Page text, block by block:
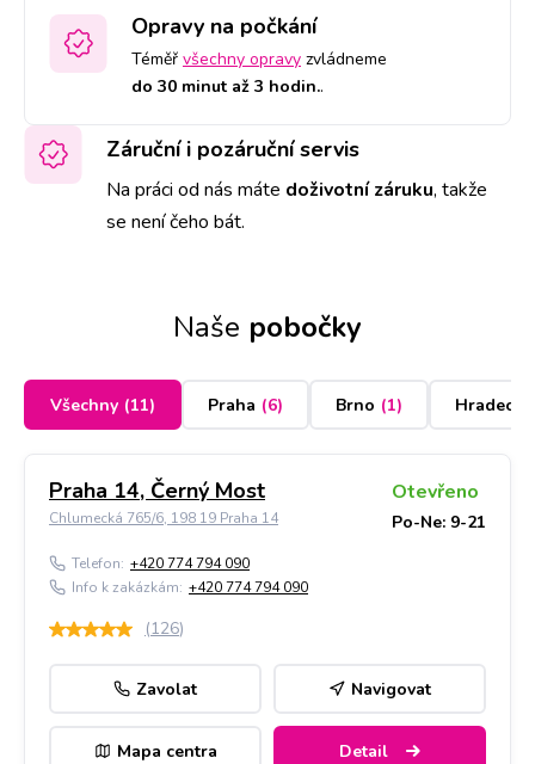
Opravy na počkání
Téměř všechny opravy zvládneme
do 30 minut až 3 hodin..
Záruční i pozáruční servis
Na práci od nás máte doživotní záruku, takže
se není čeho bát.
Naše pobočky
Všechny (11) Praha (6) Brno (1) Hradec
Praha 14, Černý Most
Chlumecká 765/6, 198 19 Praha 14
Otevřeno
Po-Ne: 9-21
Telefon: +420 774 794 090
Info k zakázkám: +420 774 794 090
(126)
Zavolat Navigovat
Mapa centra Detail